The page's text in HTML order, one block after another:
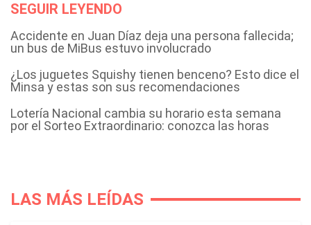
SEGUIR LEYENDO
Accidente en Juan Díaz deja una persona fallecida;
un bus de MiBus estuvo involucrado
¿Los juguetes Squishy tienen benceno? Esto dice el
Minsa y estas son sus recomendaciones
Lotería Nacional cambia su horario esta semana
por el Sorteo Extraordinario: conozca las horas
LAS MÁS LEÍDAS